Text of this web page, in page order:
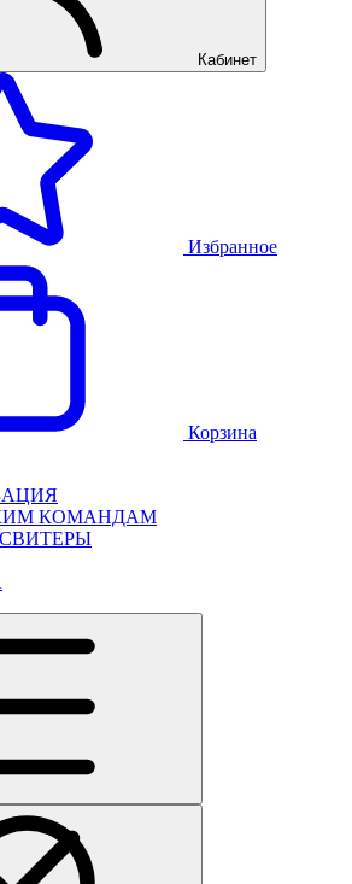
Кабинет
Избранное
Корзина
КОМАНДАМ